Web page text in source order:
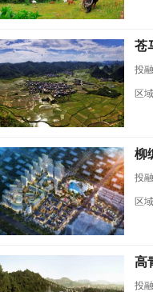
苍
投
区
柳
投
区
高
投